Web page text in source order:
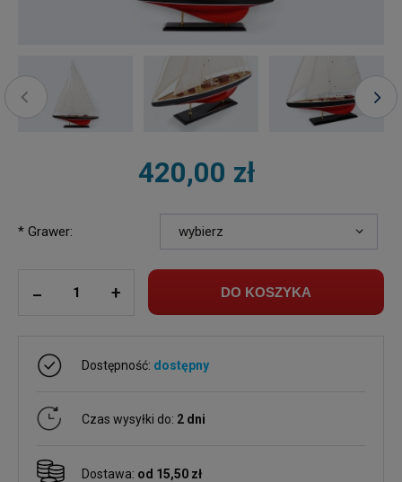
420,00 zł
* Grawer:
+ DO KOSZYKA
Dostępność: dostępny
Czas wysyłki do: 2 dni
Dostawa: od 15,50 zł